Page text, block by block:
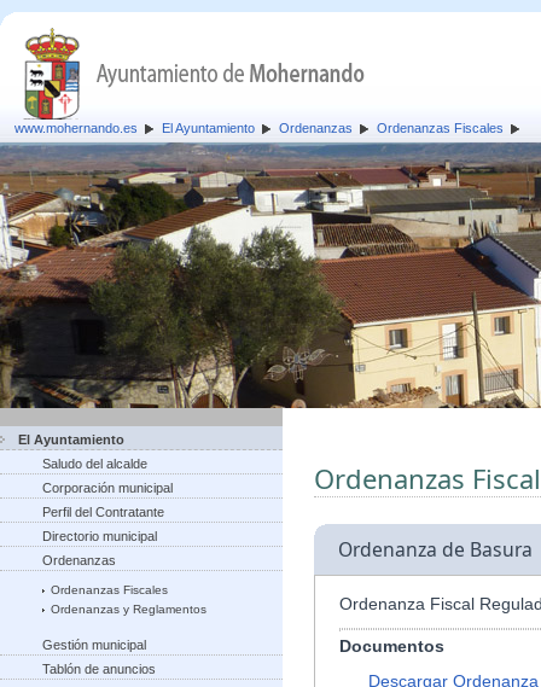
www.mohernando.es El Ayuntamiento Ordenanzas Ordenanzas Fiscales
El Ayuntamiento
Saludo del alcalde
Corporación municipal
Perfil del Contratante
Directorio municipal
Ordenanzas
Ordenanzas Fiscales
Ordenanzas y Reglamentos
Gestión municipal
Tablón de anuncios
Ordenanzas
Ordenanza de Basura
Ordenanza Fiscal
Documentos
Descargar Ordenanza